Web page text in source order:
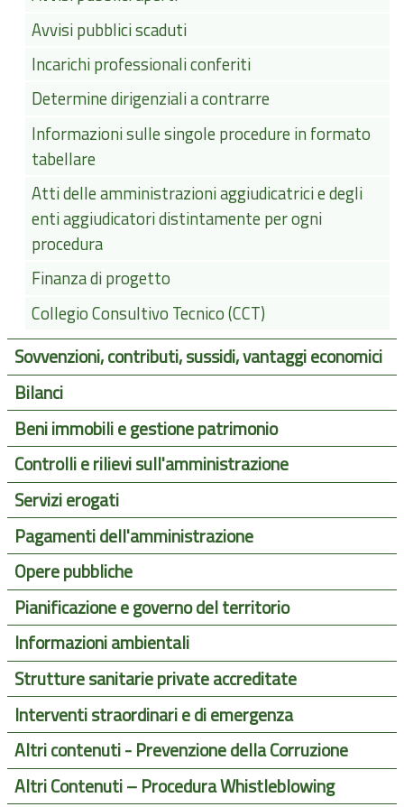
Avvisi pubblici scaduti
Incarichi professionali conferiti
Determine dirigenziali a contrarre
Informazioni sulle singole procedure in formato
tabellare
Atti delle amministrazioni aggiudicatrici e degli
enti aggiudicatori distintamente per ogni
procedura
Finanza di progetto
Collegio Consultivo Tecnico (CCT)
Sovvenzioni, contributi, sussidi, vantaggi economici
Bilanci
Beni immobili e gestione patrimonio
Controlli e rilievi sull'amministrazione
Servizi erogati
Pagamenti dell'amministrazione
Opere pubbliche
Pianificazione e governo del territorio
Informazioni ambientali
Strutture sanitarie private accreditate
Interventi straordinari e di emergenza
Altri contenuti - Prevenzione della Corruzione
Altri Contenuti – Procedura Whistleblowing